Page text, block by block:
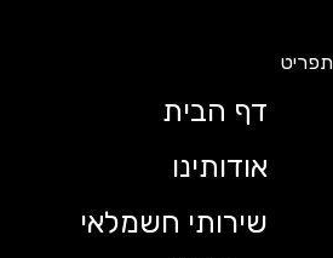
דף הבית
אודותינו
שירותי חשמלאי